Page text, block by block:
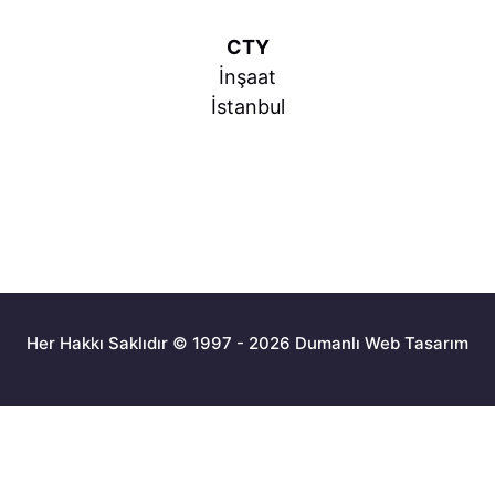
CTY
İnşaat
İstanbul
Her Hakkı Saklıdır © 1997 - 2026 Dumanlı Web Tasarım